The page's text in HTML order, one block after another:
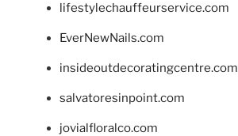
lifestylechauffeurservice.com
EverNewNails.com
insideoutdecoratingcentre.com
salvatoresinpoint.com
jovialfloralco.com